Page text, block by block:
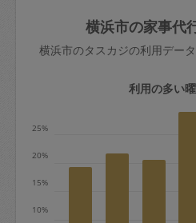
依頼者不在による当
金額の100%＋交通費
※例：依頼日時／土曜
50%
金曜日9時～土曜日8
きた場合は損害保険
ご注意ください。
玉、など
あわせてこちらも参
はありますか？
横浜市の家事代
横浜市のタスカジの利用デー
利用の多い
10%
15%
20%
25%